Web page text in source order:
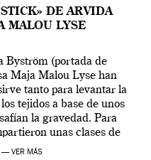
DE ARVIDA
MALOU LYSE
Byström (portada de
Maja Malou Lyse han
tanto para levantar la
tejidos a base de unos
la gravedad. Para
unas clases de
Tate […]
— VER MÁS